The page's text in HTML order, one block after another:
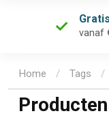
vanaf
Home / Tags /